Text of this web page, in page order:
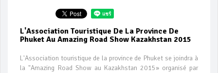
L'Association Touristique De La Province De
Phuket Au Amazing Road Show Kazakhstan 2015
L'Association touristique de la province de Phuket se joindra à
la "Amazing Road Show au Kazakhstan 2015» organisé par